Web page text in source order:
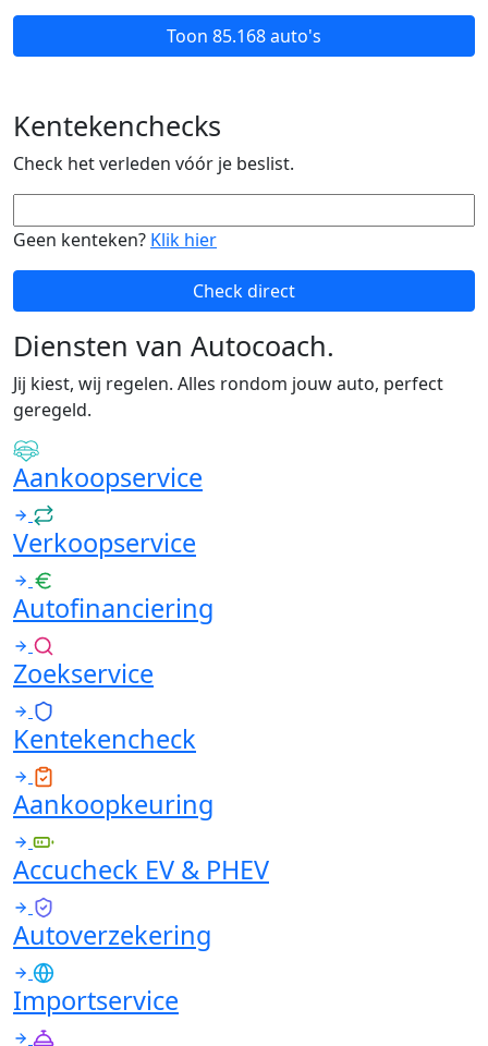
Toon 85.168 auto's
Kentekenchecks
Check het verleden vóór je beslist.
Geen kenteken? Klik hier
Check direct
Diensten van Autocoach.
Jij kiest, wij regelen. Alles rondom jouw auto, perfect
geregeld.
Aankoopservice
Verkoopservice
Autofinanciering
Zoekservice
Kentekencheck
Aankoopkeuring
Accucheck EV & PHEV
Autoverzekering
Importservice